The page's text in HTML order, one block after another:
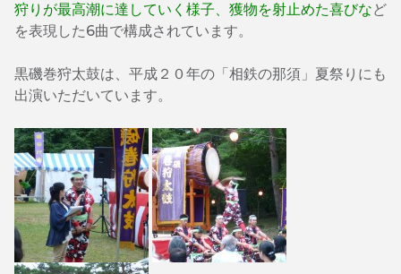
狩りが最高潮に達していく様子、獲物を射止めた喜びなど
を表現した6曲で構成されています。
黒磯巻狩太鼓は、平成２０年の「相鉄の那須」夏祭りにも
出演いただいています。